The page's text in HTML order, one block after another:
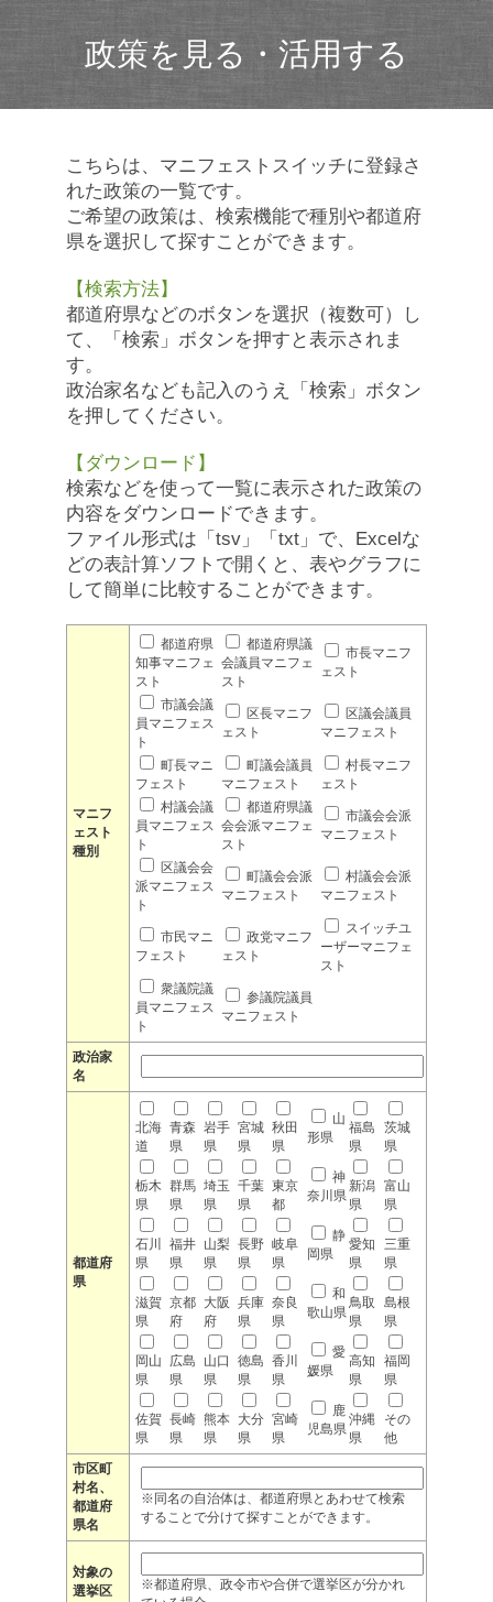
政策を見る・活用する
こちらは、マニフェストスイッチに登録さ
れた政策の一覧です。
ご希望の政策は、検索機能で種別や都道府
県を選択して探すことができます。
【検索方法】
都道府県などのボタンを選択（複数可）し
て、「検索」ボタンを押すと表示されま
す。
政治家名なども記入のうえ「検索」ボタン
を押してください。
【ダウンロード】
検索などを使って一覧に表示された政策の
内容をダウンロードできます。
ファイル形式は「tsv」「txt」で、Excelな
どの表計算ソフトで開くと、表やグラフに
して簡単に比較することができます。
マニフ
ェスト
種別
都道府県
知事マニフェ
スト
都道府県議
会議員マニフェ
スト
市長マニフ
ェスト
市議会議
員マニフェス
ト
区長マニフ
ェスト
区議会議員
マニフェスト
町長マニ
フェスト
町議会議員
マニフェスト
村長マニフ
ェスト
村議会議
員マニフェス
ト
都道府県議
会会派マニフェ
スト
市議会会派
マニフェスト
区議会会
派マニフェス
ト
町議会会派
マニフェスト
村議会会派
マニフェスト
市民マニ
フェスト
政党マニフ
ェスト
スイッチユ
ーザーマニフェ
スト
衆議院議
員マニフェス
ト
参議院議員
マニフェスト
政治家
名
都道府
県
北海
道
青森
県
岩手
県
宮城
県
秋田
県
山
形県
福島
県
茨城
県
栃木
県
群馬
県
埼玉
県
千葉
県
東京
都
神
奈川県
新潟
県
富山
県
石川
県
福井
県
山梨
県
長野
県
岐阜
県
静
岡県
愛知
県
三重
県
滋賀
県
京都
府
大阪
府
兵庫
県
奈良
県
和
歌山県
鳥取
県
島根
県
岡山
県
広島
県
山口
県
徳島
県
香川
県
愛
媛県
高知
県
福岡
県
佐賀
県
長崎
県
熊本
県
大分
県
宮崎
県
鹿
児島県
沖縄
県
その
他
市区町
村名、
都道府
県名
※同名の自治体は、都道府県とあわせて検索
することで分けて探すことができます。
対象の
選挙区
※都道府県、政令市や合併で選挙区が分かれ